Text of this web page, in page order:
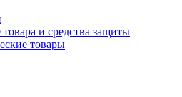
и средства защиты
товары